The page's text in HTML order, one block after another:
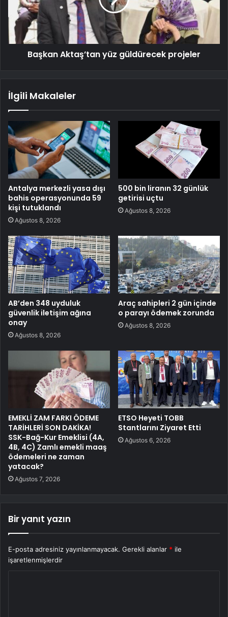
Başkan Aktaş’tan yüz güldürecek projeler
İlgili Makaleler
Antalya merkezli yasa dışı
bahis operasyonunda 59
kişi tutuklandı
Ağustos 8, 2026
500 bin liranın 32 günlük
getirisi uçtu
Ağustos 8, 2026
AB’den 348 uyduluk
güvenlik iletişim ağına
onay
Ağustos 8, 2026
Araç sahipleri 2 gün içinde
o parayı ödemek zorunda
Ağustos 8, 2026
EMEKLİ ZAM FARKI ÖDEME
TARİHLERİ SON DAKİKA!
SSK-Bağ-Kur Emeklisi (4A,
4B, 4C) Zamlı emekli maaş
ödemeleri ne zaman
yatacak?
Ağustos 7, 2026
ETSO Heyeti TOBB
Stantlarını Ziyaret Etti
Ağustos 6, 2026
Bir yanıt yazın
E-posta adresiniz yayınlanmayacak. Gerekli alanlar * ile
işaretlenmişlerdir